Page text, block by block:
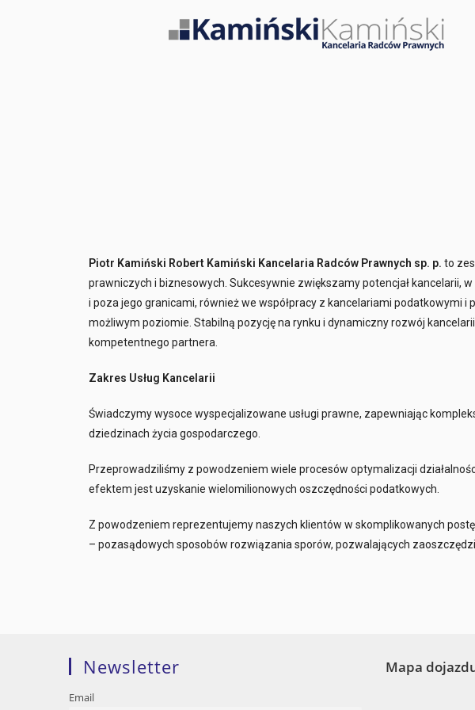
Piotr Kamiński Robert Kamiński Kancelaria Radców Prawnych sp. p. to
prawniczych i biznesowych. Sukcesywnie zwiększamy potencjał kancelarii,
i poza jego granicami, również we współpracy z kancelariami podatkowymi i
możliwym poziomie. Stabilną pozycję na rynku i dynamiczny rozwój
kompetentnego partnera.
Zakres Usług Kancelarii
Świadczymy wysoce wyspecjalizowane usługi prawne, zapewniając
dziedzinach życia gospodarczego.
Przeprowadziliśmy z powodzeniem wiele procesów optymalizacji
efektem jest uzyskanie wielomilionowych oszczędności podatkowych.
Z powodzeniem reprezentujemy naszych klientów w skomplikowanych
– pozasądowych sposobów rozwiązania sporów, pozwalających
Newsletter
Email
Mapa